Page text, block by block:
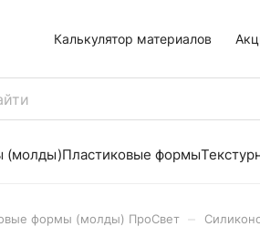
Калькулятор материалов
(молды)Пластиковые формы
формы (молды) ПроСвет